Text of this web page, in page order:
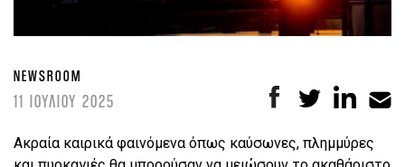
NEWSROOM
11 ΙΟΥΛΙΟΥ 2025
Ακραία καιρικά φαινόμενα όπως καύσωνες, πλημμύρες